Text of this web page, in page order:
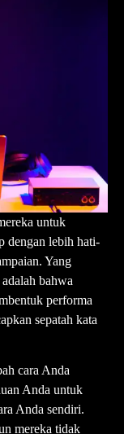
untuk
dengan lebih hati-
Yang
bahwa
performa
sepatah kata
cara Anda
Anda untuk
Anda sendiri.
mereka tidak